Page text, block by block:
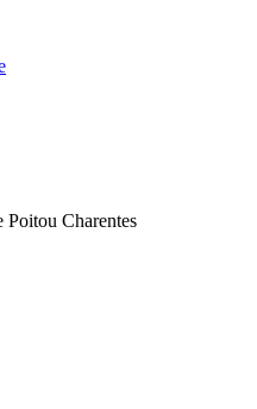
Poitou Charentes